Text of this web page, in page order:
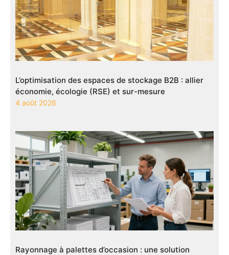
L’optimisation des espaces de stockage B2B : allier
économie, écologie (RSE) et sur-mesure
4 août 2026
Rayonnage à palettes d’occasion : une solution